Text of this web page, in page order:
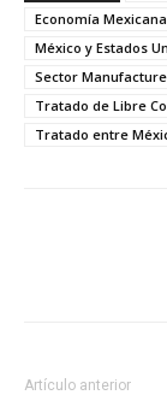
Economía Mexicana
México y Estados
Sector
Tratado de Libre
Tratado entre
Artículo anterior